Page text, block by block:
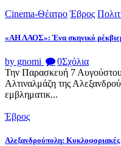
Cinema-Θέατρο Έβρος
«ΑΗ ΛΑΟΣ»: Ένα σκηνικό
by gnomi 0Σχόλια
Την Παρασκευή 7
Αλτιναλμάζη της
εμβληματικ...
Έβρος
Αλεξανδρούπολη: Κυκλοφοριακές